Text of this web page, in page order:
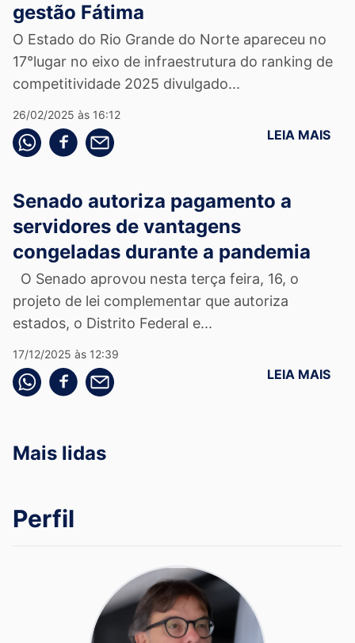
gestão Fátima
O Estado do Rio Grande do Norte apareceu no
17°lugar no eixo de infraestrutura do ranking de
competitividade 2025 divulgado...
26/02/2025 às 16:12
Compartilhe pelo whatsapp
Compartilhar no facebook
Compartilhe pelo email LEIA MAIS
Senado autoriza pagamento a
servidores de vantagens
congeladas durante a pandemia
O Senado aprovou nesta terça feira, 16, o
projeto de lei complementar que autoriza
estados, o Distrito Federal e...
17/12/2025 às 12:39
Compartilhe pelo whatsapp
Compartilhar no facebook
Compartilhe pelo email LEIA MAIS
Mais lidas
Perfil